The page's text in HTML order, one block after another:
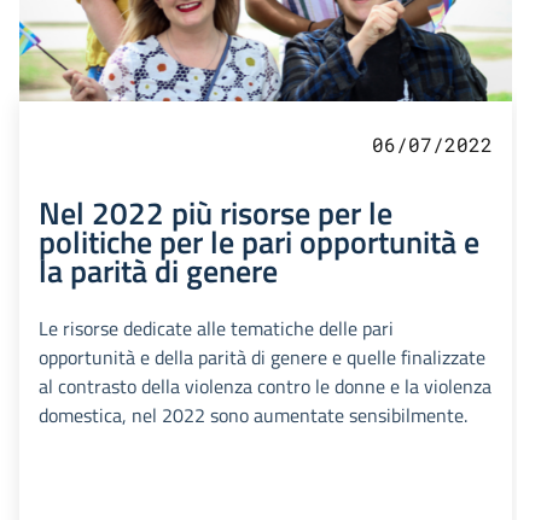
06/07/2022
Nel 2022 più risorse per le
politiche per le pari opportunità e
la parità di genere
Le risorse dedicate alle tematiche delle pari
opportunità e della parità di genere e quelle finalizzate
al contrasto della violenza contro le donne e la violenza
domestica, nel 2022 sono aumentate sensibilmente.